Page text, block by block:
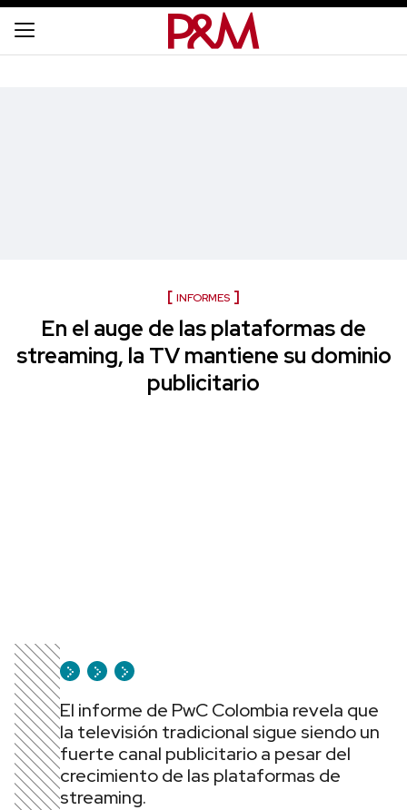
INFORMES
En el auge de las plataformas de
streaming, la TV mantiene su dominio
publicitario
El informe de PwC Colombia revela que
la televisión tradicional sigue siendo un
fuerte canal publicitario a pesar del
crecimiento de las plataformas de
streaming.